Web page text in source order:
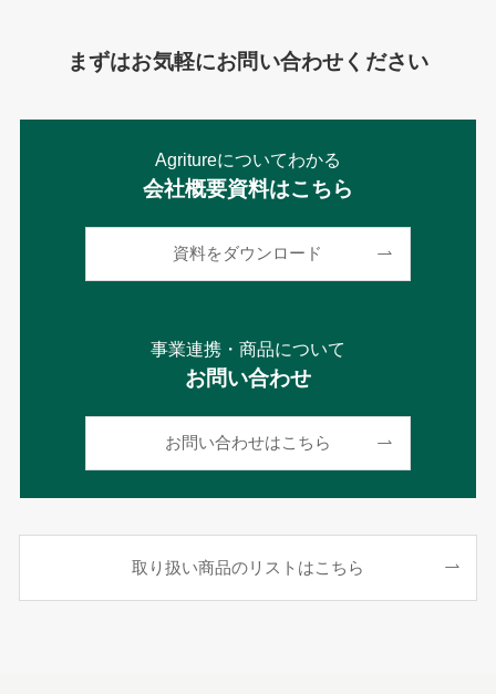
まずはお気軽にお問い合わせください
Agritureについてわかる
会社概要資料はこちら
資料をダウンロード
事業連携・商品について
お問い合わせ
お問い合わせはこちら
取り扱い商品のリストはこちら